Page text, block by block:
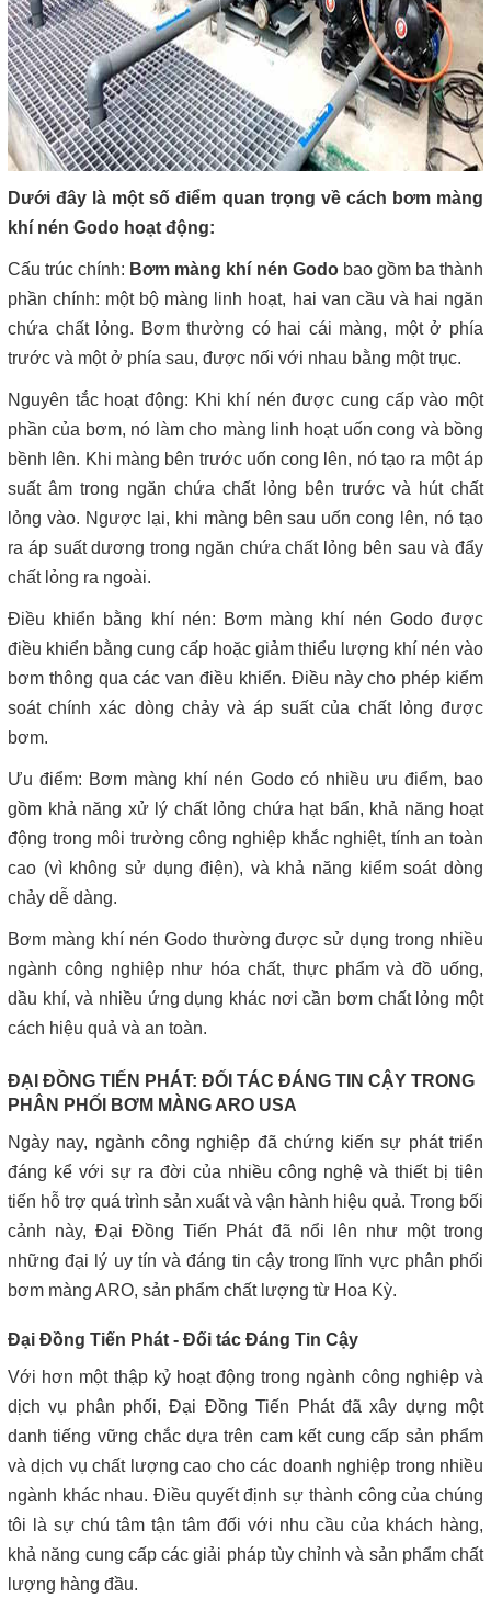
Dưới đây là một số điểm quan trọng về cách bơm màng
khí nén Godo hoạt động:
Cấu trúc chính: Bơm màng khí nén Godobao gồm ba thành
phần chính: một bộ màng linh hoạt, hai van cầu và hai ngăn
chứa chất lỏng. Bơm thường có hai cái màng, một ở phía
trước và một ở phía sau, được nối với nhau bằng một trục.
Nguyên tắc hoạt động: Khi khí nén được cung cấp vào một
phần của bơm, nó làm cho màng linh hoạt uốn cong và bồng
bềnh lên. Khi màng bên trước uốn cong lên, nó tạo ra một áp
suất âm trong ngăn chứa chất lỏng bên trước và hút chất
lỏng vào. Ngược lại, khi màng bên sau uốn cong lên, nó tạo
ra áp suất dương trong ngăn chứa chất lỏng bên sau và đẩy
chất lỏng ra ngoài.
Điều khiển bằng khí nén: Bơm màng khí nén Godo được
điều khiển bằng cung cấp hoặc giảm thiểu lượng khí nén vào
bơm thông qua các van điều khiển. Điều này cho phép kiểm
soát chính xác dòng chảy và áp suất của chất lỏng được
bơm.
Ưu điểm: Bơm màng khí nén Godo có nhiều ưu điểm, bao
gồm khả năng xử lý chất lỏng chứa hạt bẩn, khả năng hoạt
động trong môi trường công nghiệp khắc nghiệt, tính an toàn
cao (vì không sử dụng điện), và khả năng kiểm soát dòng
chảy dễ dàng.
Bơm màng khí nén Godo thường được sử dụng trong nhiều
ngành công nghiệp như hóa chất, thực phẩm và đồ uống,
dầu khí, và nhiều ứng dụng khác nơi cần bơm chất lỏng một
cách hiệu quả và an toàn.
ĐẠI ĐỒNG TIẾN PHÁT: ĐỐI TÁC ĐÁNG TIN CẬY TRONG
PHÂN PHỐI BƠM MÀNG ARO USA
Ngày nay, ngành công nghiệp đã chứng kiến sự phát triển
đáng kể với sự ra đời của nhiều công nghệ và thiết bị tiên
tiến hỗ trợ quá trình sản xuất và vận hành hiệu quả. Trong bối
cảnh này, Đại Đồng Tiến Phát đã nổi lên như một trong
những đại lý uy tín và đáng tin cậy trong lĩnh vực phân phối
bơm màng ARO, sản phẩm chất lượng từ Hoa Kỳ.
Đại Đồng Tiến Phát - Đối tác Đáng Tin Cậy
Với hơn một thập kỷ hoạt động trong ngành công nghiệp và
dịch vụ phân phối, Đại Đồng Tiến Phát đã xây dựng một
danh tiếng vững chắc dựa trên cam kết cung cấp sản phẩm
và dịch vụ chất lượng cao cho các doanh nghiệp trong nhiều
ngành khác nhau. Điều quyết định sự thành công của chúng
tôi là sự chú tâm tận tâm đối với nhu cầu của khách hàng,
khả năng cung cấp các giải pháp tùy chỉnh và sản phẩm chất
lượng hàng đầu.